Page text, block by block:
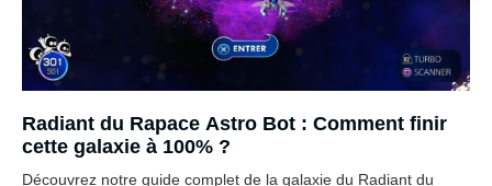
Radiant du Rapace Astro Bot : Comment finir
cette galaxie à 100% ?
Découvrez notre guide complet de la galaxie du Radiant du